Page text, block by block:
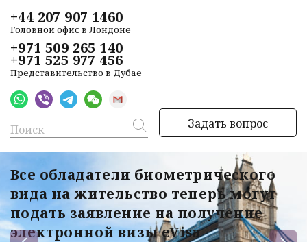
+44 207 907 1460
Головной офис в Лондоне
+971 509 265 140
+971 525 977 456
Представительство в Дубае
Задать вопрос
Все обладатели биометрического
вида на жительство теперь могут
подать заявление на получение
электронной визы eVisa